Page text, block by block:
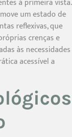
à primeira vista.
um estado de
reflexivas, que
crenças e
às necessidades
acessível a